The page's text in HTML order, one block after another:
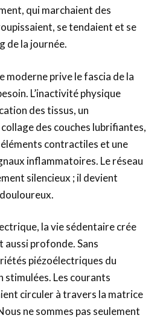
qui marchaient des
se tendaient et se
de la journée.
moderne prive le fascia de la
L’inactivité physique
des tissus, un
des couches lubrifiantes,
contractiles et une
inflammatoires. Le réseau
silencieux ; il devient
la vie sédentaire crée
profonde. Sans
piézoélectriques du
stimulées. Les courants
circuler à travers la matrice
ne sommes pas seulement